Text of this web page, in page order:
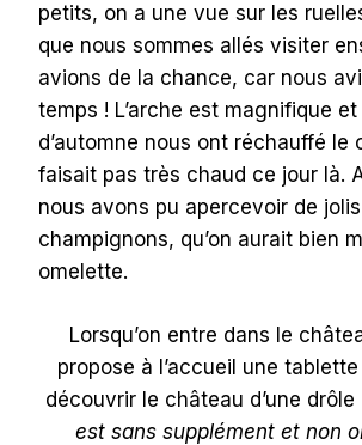
petits, on a une vue sur les
que nous sommes allés visiter
avions de la chance, car nous
temps ! L’arche est magnifique
d’automne nous ont réchauffé le
faisait pas très chaud ce jour là.
nous avons pu apercevoir de jolis
champignons, qu’on aurait bien
omelette.
Lorsqu’on entre dans le
propose à l’accueil une
découvrir le château d’une drôle
est sans supplément et non